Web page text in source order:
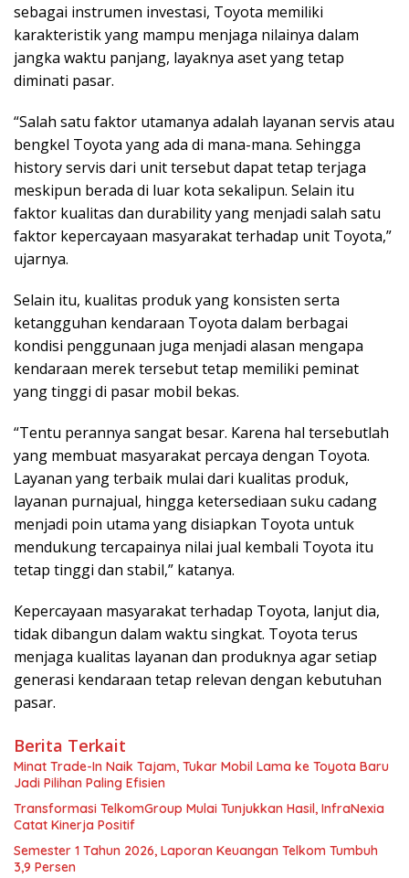
sebagai instrumen investasi, Toyota memiliki
karakteristik yang mampu menjaga nilainya dalam
jangka waktu panjang, layaknya aset yang tetap
diminati pasar.
“Salah satu faktor utamanya adalah layanan servis atau
bengkel Toyota yang ada di mana-mana. Sehingga
history servis dari unit tersebut dapat tetap terjaga
meskipun berada di luar kota sekalipun. Selain itu
faktor kualitas dan durability yang menjadi salah satu
faktor kepercayaan masyarakat terhadap unit Toyota,”
ujarnya.
Selain itu, kualitas produk yang konsisten serta
ketangguhan kendaraan Toyota dalam berbagai
kondisi penggunaan juga menjadi alasan mengapa
kendaraan merek tersebut tetap memiliki peminat
yang tinggi di pasar mobil bekas.
“Tentu perannya sangat besar. Karena hal tersebutlah
yang membuat masyarakat percaya dengan Toyota.
Layanan yang terbaik mulai dari kualitas produk,
layanan purnajual, hingga ketersediaan suku cadang
menjadi poin utama yang disiapkan Toyota untuk
mendukung tercapainya nilai jual kembali Toyota itu
tetap tinggi dan stabil,” katanya.
Kepercayaan masyarakat terhadap Toyota, lanjut dia,
tidak dibangun dalam waktu singkat. Toyota terus
menjaga kualitas layanan dan produknya agar setiap
generasi kendaraan tetap relevan dengan kebutuhan
pasar.
Berita Terkait
Minat Trade-In Naik Tajam, Tukar Mobil Lama ke Toyota Baru
Jadi Pilihan Paling Efisien
Transformasi TelkomGroup Mulai Tunjukkan Hasil, InfraNexia
Catat Kinerja Positif
Semester 1 Tahun 2026, Laporan Keuangan Telkom Tumbuh
3,9 Persen